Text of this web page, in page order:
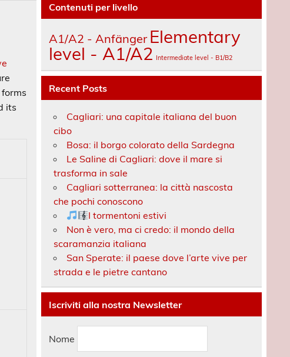
forms
its
Contenuti per livello
A1/A2 - Anfänger Elementary
level - A1/A2 Intermediate level - B1/B2
Recent Posts
Cagliari: una capitale italiana del buon
cibo
Bosa: il borgo colorato della Sardegna
Le Saline di Cagliari: dove il mare si
trasforma in sale
Cagliari sotterranea: la città nascosta
che pochi conoscono
I tormentoni estivi
Non è vero, ma ci credo: il mondo della
scaramanzia italiana
San Sperate: il paese dove l’arte vive per
strada e le pietre cantano
Iscriviti alla nostra Newsletter
Nome